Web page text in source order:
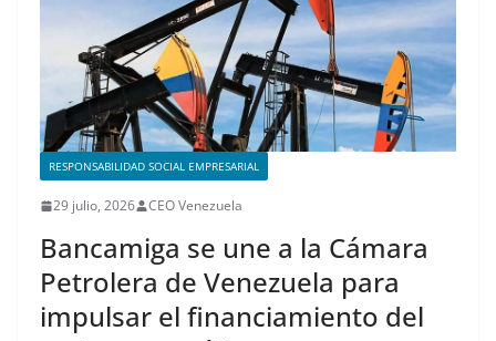
RESPONSABILIDAD SOCIAL EMPRESARIAL
29 julio, 2026 CEO Venezuela
Bancamiga se une a la Cámara
Petrolera de Venezuela para
impulsar el financiamiento del